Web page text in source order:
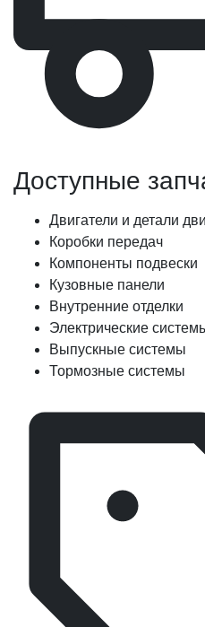
Доступные
Двигатели и детали
Коробки передач
Компоненты подвески
Кузовные панели
Внутренние отделки
Электрические
Выпускные системы
Тормозные системы